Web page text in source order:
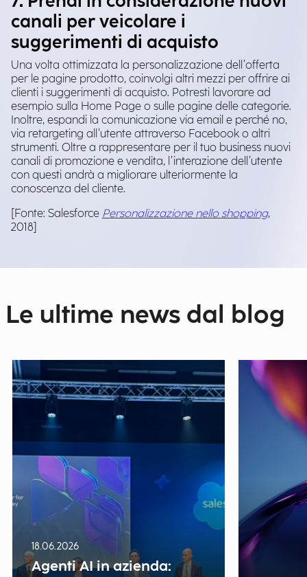
canali per veicolare i
suggerimenti di acquisto
Una volta ottimizzata la personalizzazione dell’offerta
per le pagine prodotto, coinvolgi altri mezzi per offrire ai
clienti i suggerimenti di acquisto. Potresti lavorare ad
esempio sulla Home Page o sulle pagine delle categorie.
Inoltre, espandi la comunicazione via email e perché no,
via retargeting all’utente attraverso Facebook o altri
strumenti. Oltre a rappresentare per il tuo business nuovi
canali di promozione e vendita, l’interazione dell’utente
con questi andrà a migliorare ulteriormente la
conoscenza del cliente.
[Fonte: Salesforce Personalizzazione nello shopping,
2018]
Le ultime news dal blog
18.06.2026
Agenti AI in azienda: